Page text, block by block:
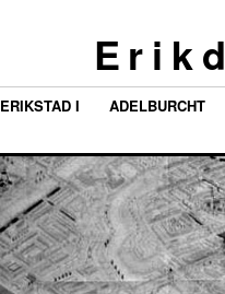
E r i k
ERIKSTAD I
ADELBURCHT